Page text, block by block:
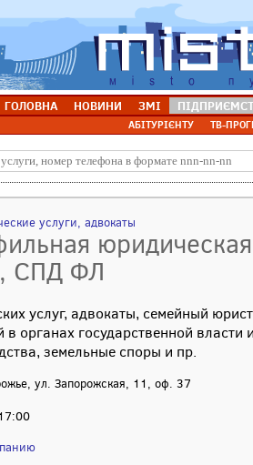
ГОЛОВНА НОВИНИ ЗМІ
АБІТУРІЄНТУ ТВ-
услуги, адвокаты
СПД ФЛ
услуг, адвокаты, семейный
органах государственной власти
земельные споры и пр.
ул. Запорожская, 11, оф. 37